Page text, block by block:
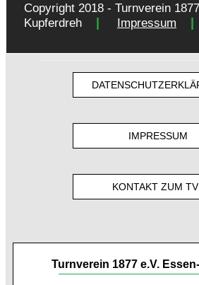
Copyright 2018 - Turnverein
Kupferdreh
Impressum
IMPRESSUM
KONTAKT ZUM
Turnverein 1877 e.V.